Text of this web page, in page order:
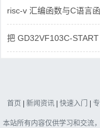
risc-v 汇编函数与C语言
把 GD32VF103C-
首页 | 新闻资讯 | 快速入门 |
本站所有内容仅供学习和交流